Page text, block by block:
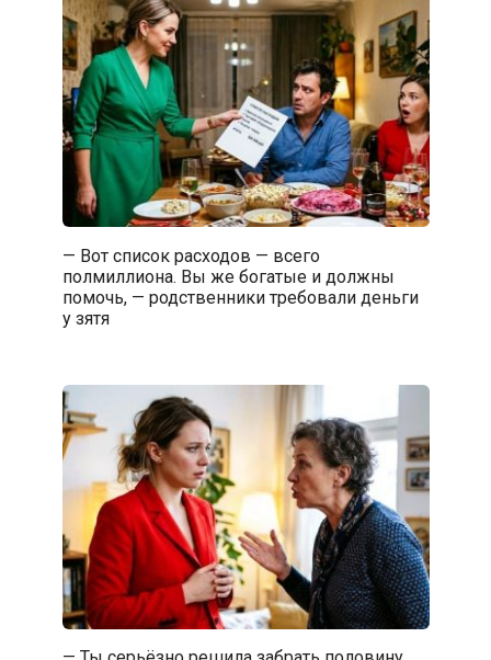
— Вот список расходов — всего
полмиллиона. Вы же богатые и должны
помочь, — родственники требовали деньги
у зятя